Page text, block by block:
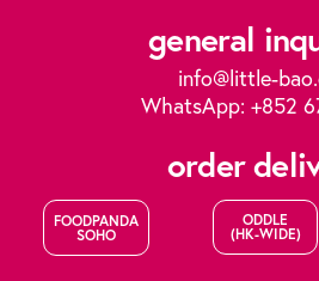
general
info@little-
WhatsApp: +852
order
FOODPANDA
SOHO
ODDLE
(HK-WIDE)